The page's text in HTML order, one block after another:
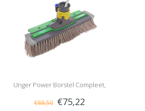
Unger Power Borstel Compleet,
Grijs
€88,50 €75,22